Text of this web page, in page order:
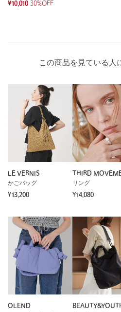
¥10,010 30%OFF
この商品を見ている人
LE VERNIS
かごバッグ
¥13,200
THIRD
リング
¥14,080
OLEND